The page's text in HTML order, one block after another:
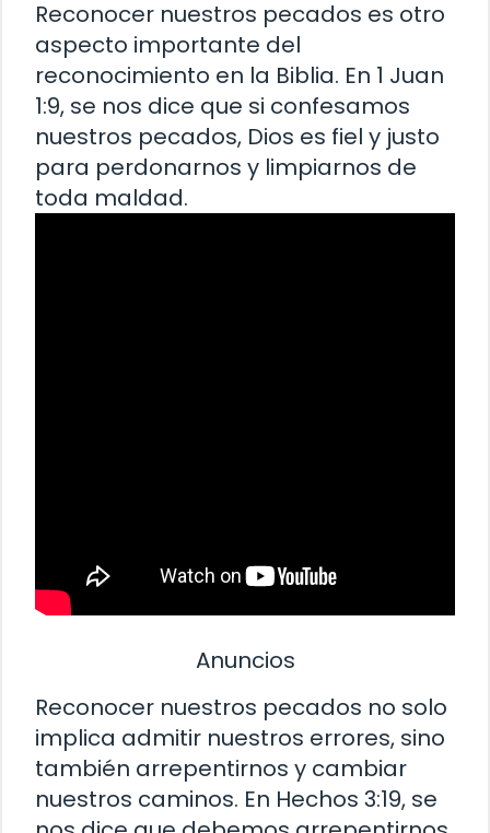
Reconocer nuestros pecados es otro
aspecto importante del
reconocimiento en la Biblia. En 1 Juan
1:9, se nos dice que si confesamos
nuestros pecados, Dios es fiel y justo
para perdonarnos y limpiarnos de
toda maldad.
Anuncios
Reconocer nuestros pecados no solo
implica admitir nuestros errores, sino
también arrepentirnos y cambiar
nuestros caminos. En Hechos 3:19, se